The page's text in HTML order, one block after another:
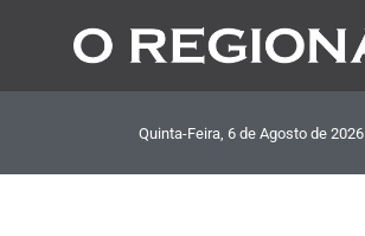
Quinta-Feira, 6 de Agosto de 2026